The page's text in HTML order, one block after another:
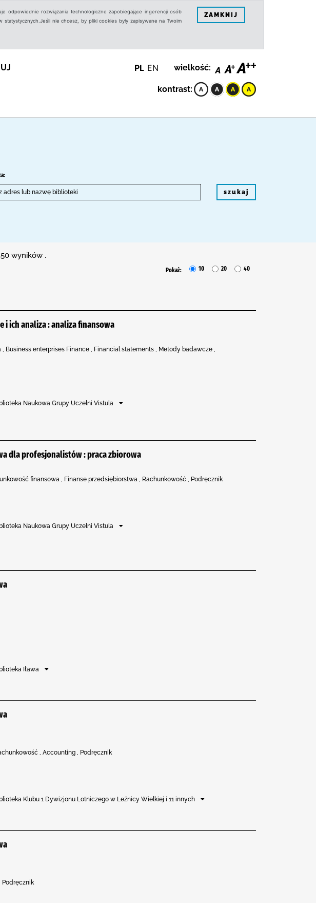
odpowiednie rozwiązania technologiczne zapobiegające ingerencji osób
nie chcesz, by pliki cookies były zapisywane na Twoim
ZAMKNIJ
PL EN wielkość:
kontrast:
szukaj
wyników .
Pokaż: 10 20 40
i ich analiza : analiza finansowa
Business enterprises Finance , Financial statements , Metody badawcze ,
Naukowa Grupy Uczelni Vistula
dla profesjonalistów : praca zbiorowa
finansowa , Finanse przedsiębiorstwa , Rachunkowość , Podręcznik
Naukowa Grupy Uczelni Vistula
Iława
, Accounting , Podręcznik
Klubu 1 Dywizjonu Lotniczego w Leźnicy Wielkiej i 11 innych
Podręcznik